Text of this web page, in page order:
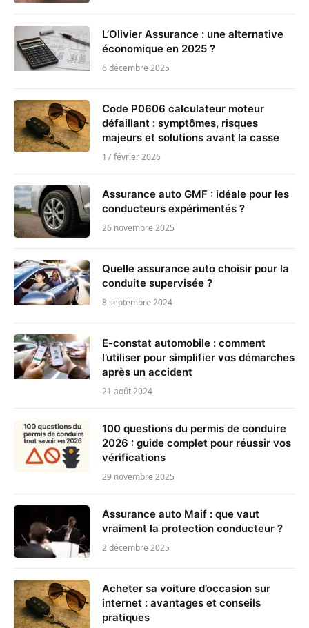
L’Olivier Assurance : une alternative
économique en 2025 ?
6 décembre 2025
Code P0606 calculateur moteur
défaillant : symptômes, risques
majeurs et solutions avant la casse
17 février 2026
Assurance auto GMF : idéale pour les
conducteurs expérimentés ?
26 novembre 2025
Quelle assurance auto choisir pour la
conduite supervisée ?
8 septembre 2024
E-constat automobile : comment
l’utiliser pour simplifier vos démarches
après un accident
21 août 2024
100 questions du permis de conduire
2026 : guide complet pour réussir vos
vérifications
29 novembre 2025
Assurance auto Maif : que vaut
vraiment la protection conducteur ?
2 décembre 2025
Acheter sa voiture d’occasion sur
internet : avantages et conseils
pratiques